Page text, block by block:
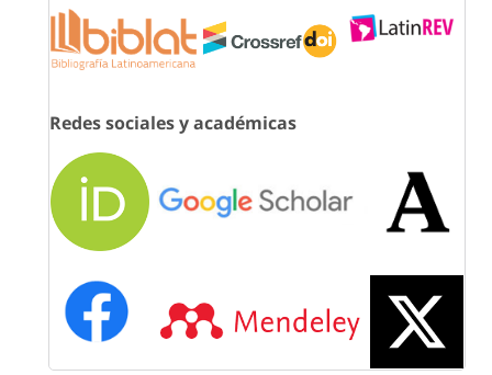
Redes sociales y académicas